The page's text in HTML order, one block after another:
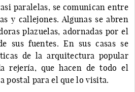
paralelas, se comunican entre
y callejones. Algunas se abren
plazuelas, adornadas por el
sus fuentes. En sus casas se
de la arquitectura popular
rejería, que hacen de todo el
postal para el que lo visita.